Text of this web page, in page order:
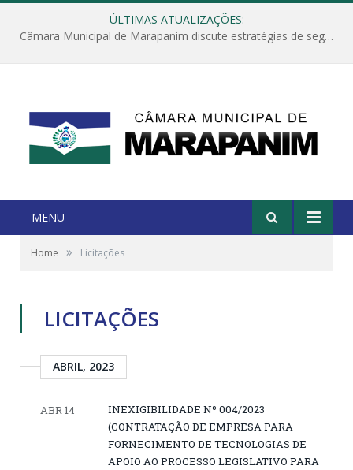
ÚLTIMAS ATUALIZAÇÕES:
Câmara Municipal de Marapanim discute estratégias de segurança com autoridades e poder executivo
MENU
Home » Licitações
LICITAÇÕES
ABRIL, 2023
ABR 14
INEXIGIBILIDADE Nº 004/2023
(CONTRATAÇÃO DE EMPRESA PARA
FORNECIMENTO DE TECNOLOGIAS DE
APOIO AO PROCESSO LEGISLATIVO PARA